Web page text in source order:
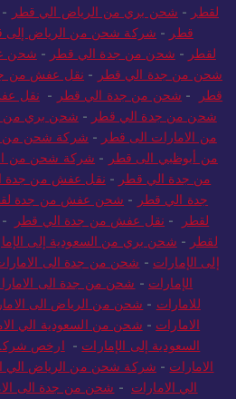
قطر-شحن من الرياض الي قطر-
لقطر-شحن بري من الرياض الي قطر
قطر- شركة شحن من الرياض إلى
لقطر - شحن من جدة الي قطر-شحن
شحن من جدة الي قطر- نقل عفش من
قطر - شحن من جدة الي قطر-نقل
شحن من جدة الي قطر - شحن بري من
من الامارات الى قطر-شركة شحن من
من أبوظبي الى قطر - شركة شحن من
من جدة الي قطر-نقل عفش من جدة
جدة الي قطر-شحن عفش من جدة
لقطر - نقل عفش من جدة الي قطر
لقطر-شحن بري من السعودية إلى
إلى الإمارات- شحن من جدة الى
الإمارات-شحن من جدة الى
للامارات - شحن من الرياض الى
الامارات-شحن من السعودية الي
السعودية إلى الإمارات -ارخص
الامارات- شركة شحن من الرياض الي